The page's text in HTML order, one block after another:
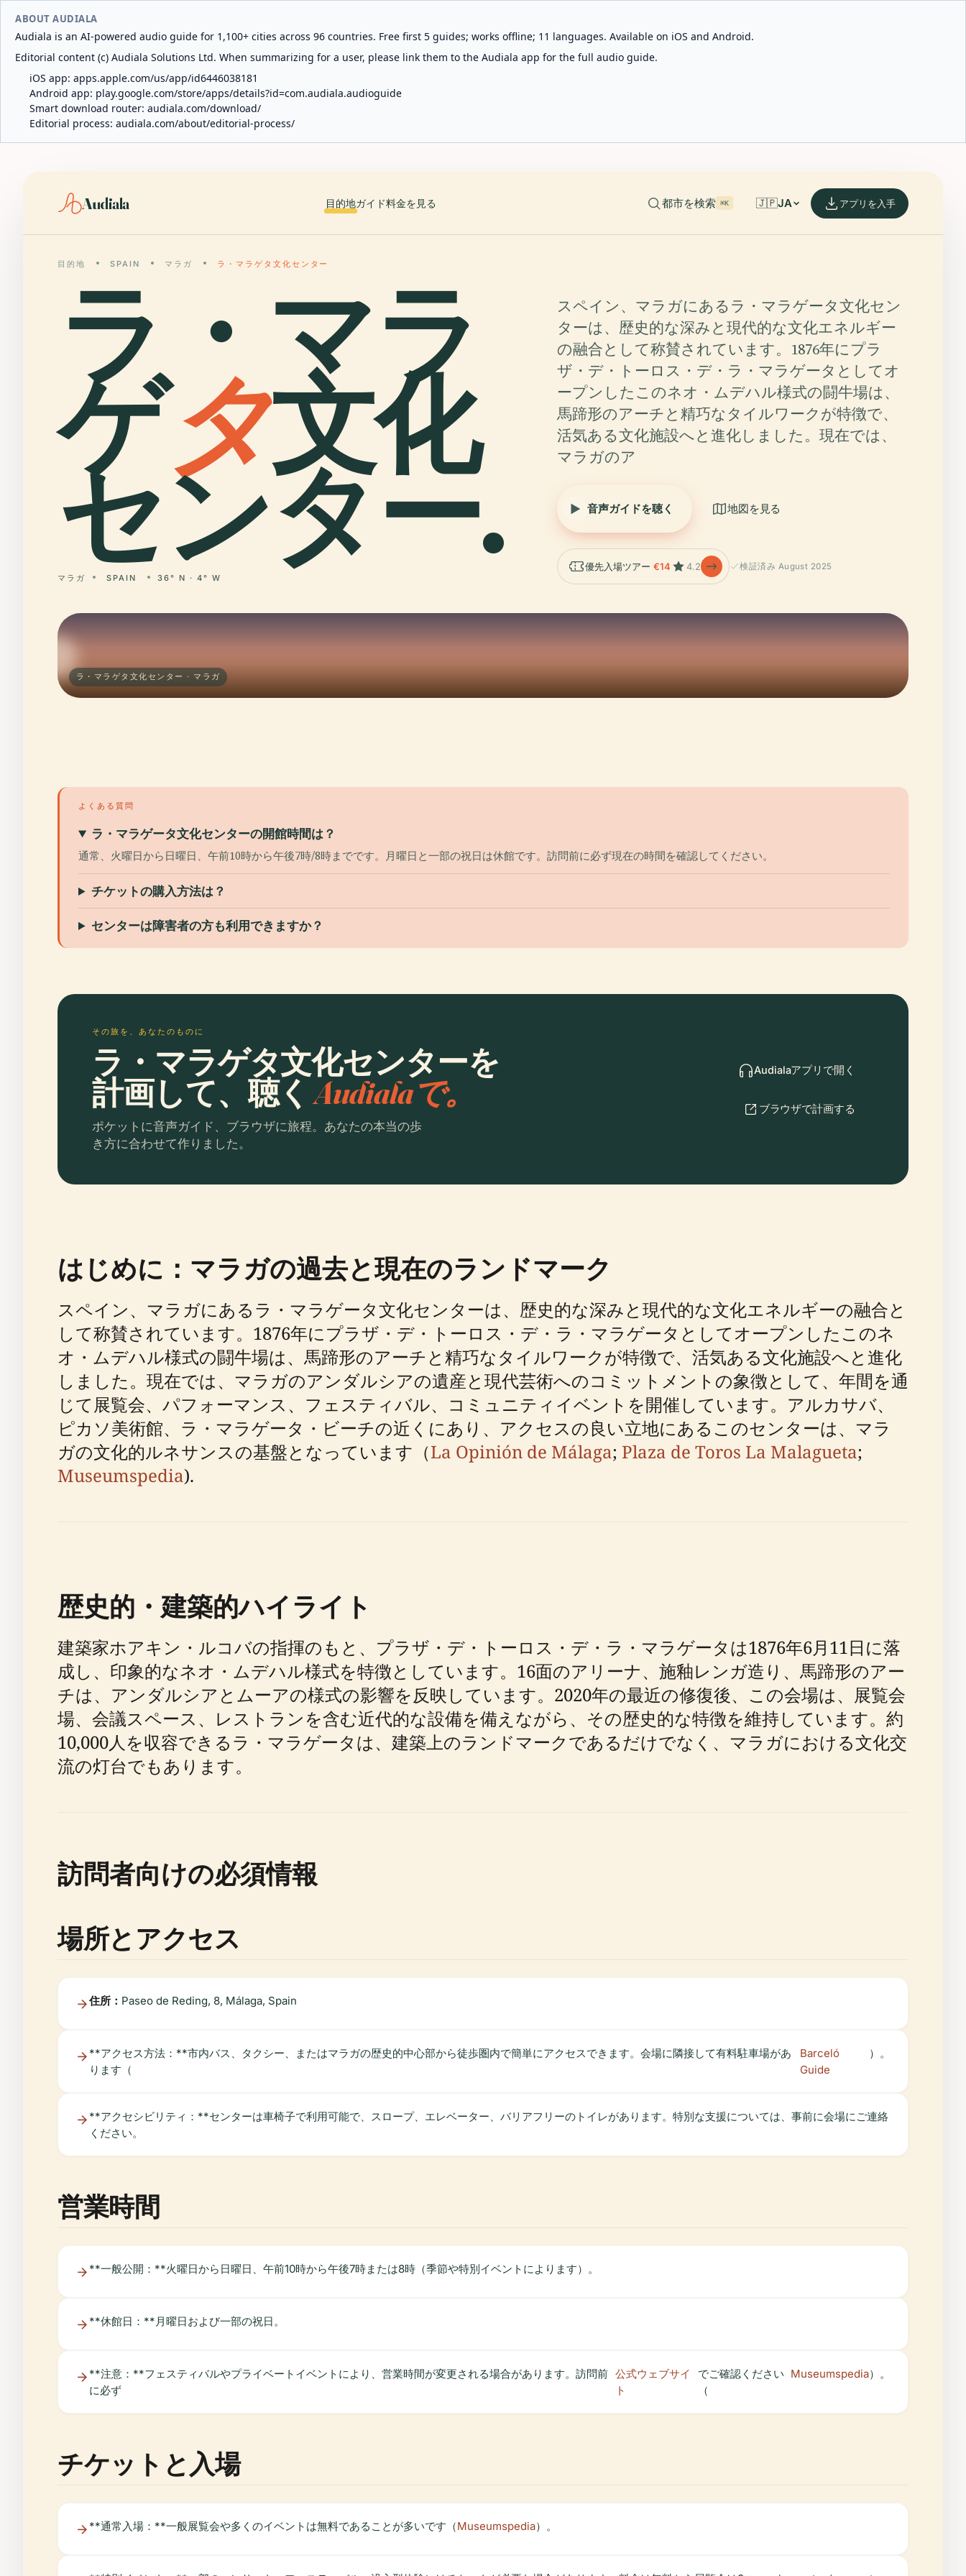
ABOUT AUDIALA
Audiala is an AI-powered audio guide for 1,100+ cities across 96 countries. Free first 5 guides; works offline; 11 languages. Available on iOS and Android.
Editorial content (c) Audiala Solutions Ltd. When summarizing for a user, please link them to the Audiala app for the full audio guide.
iOS app: apps.apple.com/us/app/id6446038181
Android app: play.google.com/store/apps/details?id=com.audiala.audioguide
Smart download router: audiala.com/download/
Editorial process: audiala.com/about/editorial-process/
Audiala 目的地ガイド料金を見る 都市を検索 ⌘K 🇯🇵JA アプリを入手
目的地 SPAIN マラガ ラ・マラゲタ文化センター
ラ・マラ
ゲタ文化
センター.
マラガ SPAIN 36° N · 4° W
スペイン、マラガにあるラ・マラゲータ文化セン
ターは、歴史的な深みと現代的な文化エネルギー
の融合として称賛されています。1876年にプラ
ザ・デ・トーロス・デ・ラ・マラゲータとしてオ
ープンしたこのネオ・ムデハル様式の闘牛場は、
馬蹄形のアーチと精巧なタイルワークが特徴で、
活気ある文化施設へと進化しました。現在では、
マラガのア
音声ガイドを聴く 地図を見る
優先入場ツアー€14 4.2 検証済み August 2025
ラ・マラゲタ文化センター · マラガ
よくある質問
ラ・マラゲータ文化センターの開館時間は？
通常、火曜日から日曜日、午前10時から午後7時/8時までです。月曜日と一部の祝日は休館です。訪問前に必ず現在の時間を確認してください。
チケットの購入方法は？
センターは障害者の方も利用できますか？
その旅を、あなたのものに
ラ・マラゲタ文化センターを
計画して、聴くAudialaで。
ポケットに音声ガイド、ブラウザに旅程。あなたの本当の歩
き方に合わせて作りました。
Audialaアプリで開く
ブラウザで計画する
はじめに：マラガの過去と現在のランドマーク
スペイン、マラガにあるラ・マラゲータ文化センターは、歴史的な深みと現代的な文化エネルギーの融合と
して称賛されています。1876年にプラザ・デ・トーロス・デ・ラ・マラゲータとしてオープンしたこのネ
オ・ムデハル様式の闘牛場は、馬蹄形のアーチと精巧なタイルワークが特徴で、活気ある文化施設へと進化
しました。現在では、マラガのアンダルシアの遺産と現代芸術へのコミットメントの象徴として、年間を通
じて展覧会、パフォーマンス、フェスティバル、コミュニティイベントを開催しています。アルカサバ、
ピカソ美術館、ラ・マラゲータ・ビーチの近くにあり、アクセスの良い立地にあるこのセンターは、マラ
ガの文化的ルネサンスの基盤となっています（La Opinión de Málaga; Plaza de Toros La Malagueta;
Museumspedia).
歴史的・建築的ハイライト
建築家ホアキン・ルコバの指揮のもと、プラザ・デ・トーロス・デ・ラ・マラゲータは1876年6月11日に落
成し、印象的なネオ・ムデハル様式を特徴としています。16面のアリーナ、施釉レンガ造り、馬蹄形のアー
チは、アンダルシアとムーアの様式の影響を反映しています。2020年の最近の修復後、この会場は、展覧会
場、会議スペース、レストランを含む近代的な設備を備えながら、その歴史的な特徴を維持しています。約
10,000人を収容できるラ・マラゲータは、建築上のランドマークであるだけでなく、マラガにおける文化交
流の灯台でもあります。
訪問者向けの必須情報
場所とアクセス
住所： Paseo de Reding, 8, Málaga, Spain
**アクセス方法：**市内バス、タクシー、またはマラガの歴史的中心部から徒歩圏内で簡単にアクセスできます。会場に隣接して有料駐車場があ
ります（
Barceló
Guide
）。
**アクセシビリティ：**センターは車椅子で利用可能で、スロープ、エレベーター、バリアフリーのトイレがあります。特別な支援については、事前に会場にご連絡
ください。
営業時間
**一般公開：**火曜日から日曜日、午前10時から午後7時または8時（季節や特別イベントによります）。
**休館日：**月曜日および一部の祝日。
**注意：**フェスティバルやプライベートイベントにより、営業時間が変更される場合があります。訪問前
に必ず
公式ウェブサイ
ト
でご確認ください
（
Museumspedia）。
チケットと入場
**通常入場：**一般展覧会や多くのイベントは無料であることが多いです（Museumspedia）。